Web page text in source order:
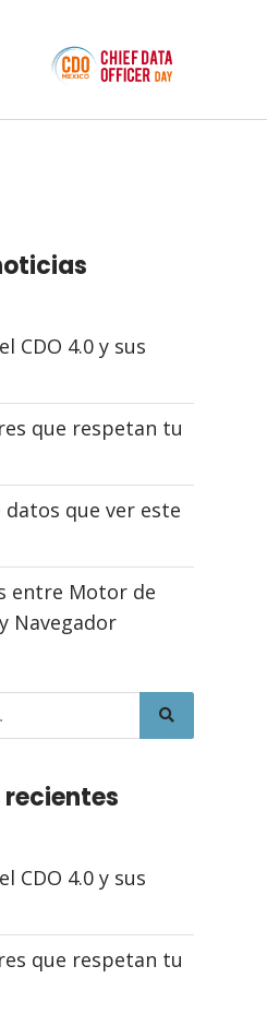
CDO 4.0 y sus
que respetan tu
datos que ver este
entre Motor de
Navegador
CDO 4.0 y sus
que respetan tu